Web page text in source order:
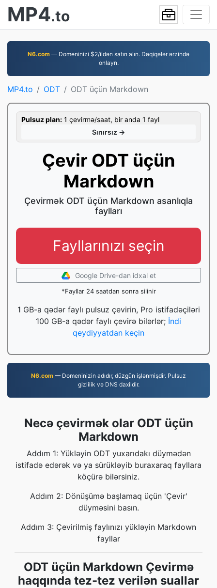
MP4.to
N6.com — Domeninizi $2/ildən satın alın. Dəqiqələr ərzində
onlayn.
MP4.to ODT ODT üçün Markdown
Pulsuz plan: 1 çevirmə/saat, bir anda 1 fayl
Sınırsız →
Çevir ODT üçün
Markdown
Çevirmək ODT üçün Markdown asanlıqla
faylları
Fayllarınızı seçin
Google Drive-dan idxal et
*Fayllar 24 saatdan sonra silinir
1 GB-a qədər faylı pulsuz çevirin, Pro istifadəçiləri
100 GB-a qədər faylı çevirə bilərlər; İndi
qeydiyyatdan keçin
N6.com — Domeninizin adıdır, düzgün işlənmişdir. Pulsuz
gizlilik və DNS daxildir.
Necə çevirmək olar ODT üçün
Markdown
Addım 1: Yükləyin ODT yuxarıdakı düymədən
istifadə edərək və ya sürükləyib buraxaraq fayllara
köçürə bilərsiniz.
Addım 2: Dönüşümə başlamaq üçün 'Çevir'
düyməsini basın.
Addım 3: Çevirilmiş faylınızı yükləyin Markdown
fayllar
ODT üçün Markdown Çevirmə
haqqında tez-tez verilən suallar